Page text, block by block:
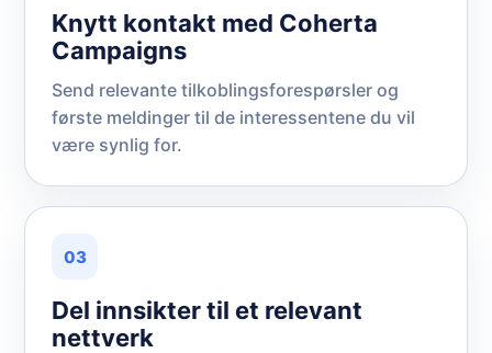
Knytt kontakt med Coherta
Campaigns
Send relevante tilkoblingsforespørsler og
første meldinger til de interessentene du vil
være synlig for.
03
Del innsikter til et relevant
nettverk